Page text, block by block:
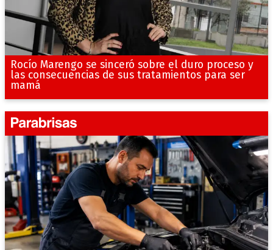
Rocío Marengo se sinceró sobre el duro proceso y
las consecuencias de sus tratamientos para ser
mamá